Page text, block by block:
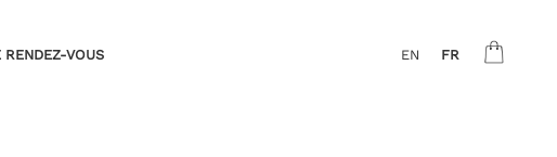
RENDEZ-VOUS EN FR